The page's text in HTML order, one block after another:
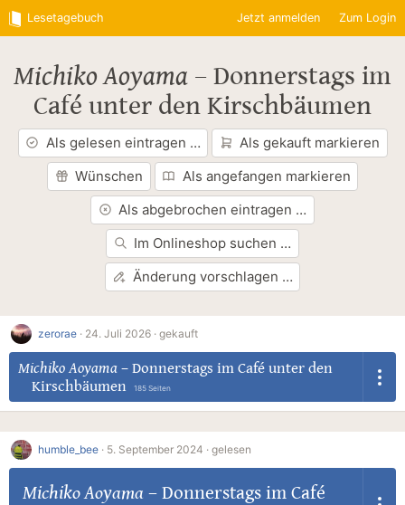
Lesetagebuch Jetzt anmelden Zum Login
Michiko Aoyama – Donnerstags im
Café unter den Kirschbäumen
Als gelesen eintragen …
Als gekauft markieren
Wünschen
Als angefangen markieren
Als abgebrochen eintragen …
Im Onlineshop suchen …
Änderung vorschlagen …
zerorae · 24. Juli 2026 · gekauft
Michiko Aoyama – Donnerstags im Café unter den
Kirschbäumen
185 Seiten
humble_bee · 5. September 2024 · gelesen
Michiko Aoyama – Donnerstags im Café